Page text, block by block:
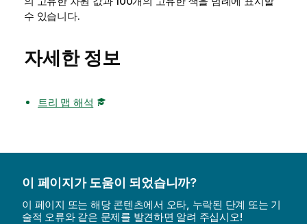
수 있습니다.
자세한 정보
트리 맵 해석
이 페이지가 도움이 되었습니까?
이 페이지 또는 해당 콘텐츠에서 오타, 누락된 단계 또는 기
술적 오류와 같은 문제를 발견하면 알려 주십시오!